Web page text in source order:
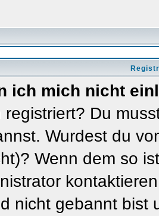
ich mich nicht
registriert? Du
Wurdest du
Wenn dem so
nicht gebannt bist